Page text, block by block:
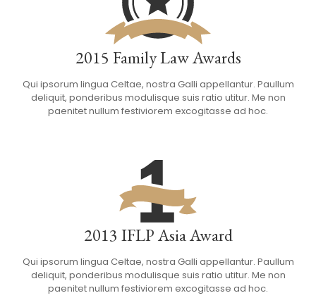
2015 Family Law Awards
Qui ipsorum lingua Celtae, nostra Galli appellantur. Paullum
deliquit, ponderibus modulisque suis ratio utitur. Me non
paenitet nullum festiviorem excogitasse ad hoc.
2013 IFLP Asia Award
Qui ipsorum lingua Celtae, nostra Galli appellantur. Paullum
deliquit, ponderibus modulisque suis ratio utitur. Me non
paenitet nullum festiviorem excogitasse ad hoc.